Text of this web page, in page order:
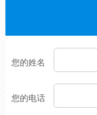
您的姓名
您的电话